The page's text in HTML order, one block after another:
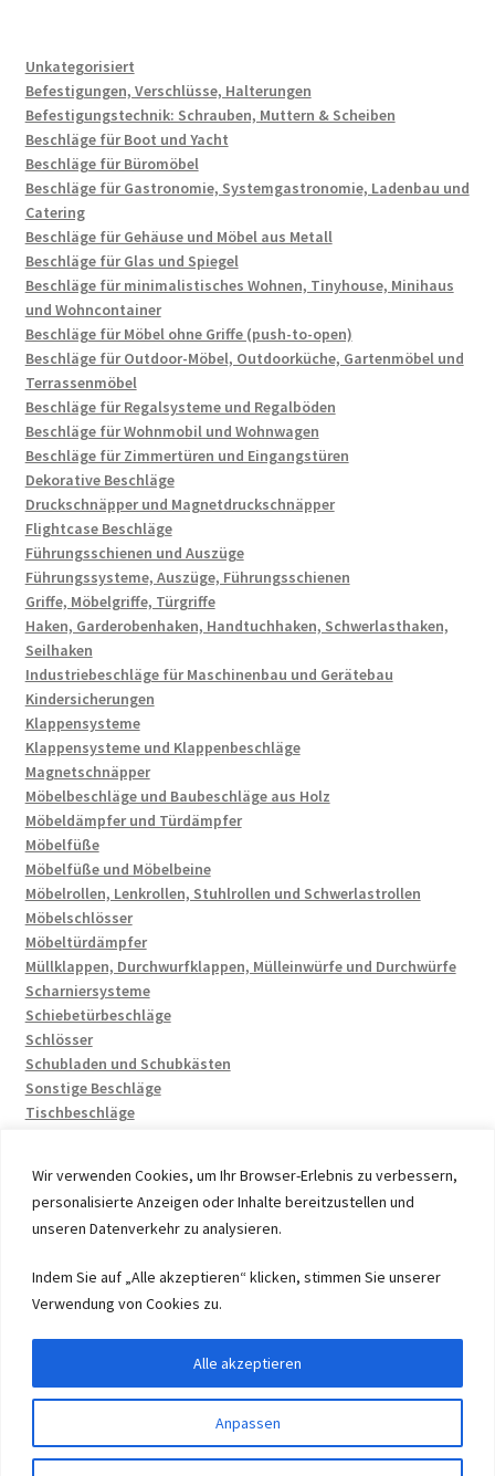
Wir verwenden Cookies, um Ihr Browser-Erlebnis zu verbessern,
personalisierte Anzeigen oder Inhalte bereitzustellen und
unseren Datenverkehr zu analysieren.
Indem Sie auf „Alle akzeptieren“ klicken, stimmen Sie unserer
Verwendung von Cookies zu.
Anpassen
Alle akzeptieren
Unkategorisiert
Befestigungen, Verschlüsse, Halterungen
Befestigungstechnik: Schrauben, Muttern & Scheiben
Beschläge für Boot und Yacht
Beschläge für Büromöbel
Beschläge für Gastronomie, Systemgastronomie, Ladenbau und
Catering
Beschläge für Gehäuse und Möbel aus Metall
Beschläge für Glas und Spiegel
Beschläge für minimalistisches Wohnen, Tinyhouse, Minihaus
und Wohncontainer
Beschläge für Möbel ohne Griffe (push-to-open)
Beschläge für Outdoor-Möbel, Outdoorküche, Gartenmöbel und
Terrassenmöbel
Beschläge für Regalsysteme und Regalböden
Beschläge für Wohnmobil und Wohnwagen
Beschläge für Zimmertüren und Eingangstüren
Dekorative Beschläge
Druckschnäpper und Magnetdruckschnäpper
Flightcase Beschläge
Führungsschienen und Auszüge
Führungssysteme, Auszüge, Führungsschienen
Griffe, Möbelgriffe, Türgriffe
Haken, Garderobenhaken, Handtuchhaken, Schwerlasthaken,
Seilhaken
Industriebeschläge für Maschinenbau und Gerätebau
Kindersicherungen
Klappensysteme
Klappensysteme und Klappenbeschläge
Magnetschnäpper
Möbelbeschläge und Baubeschläge aus Holz
Möbeldämpfer und Türdämpfer
Möbelfüße
Möbelfüße und Möbelbeine
Möbelrollen, Lenkrollen, Stuhlrollen und Schwerlastrollen
Möbelschlösser
Möbeltürdämpfer
Müllklappen, Durchwurfklappen, Mülleinwürfe und Durchwürfe
Scharniersysteme
Schiebetürbeschläge
Schlösser
Schubladen und Schubkästen
Sonstige Beschläge
Tischbeschläge
© 2026 by UMAXO Germany, member of the ERUON Group.
High quality Fittings, mechanical Components and